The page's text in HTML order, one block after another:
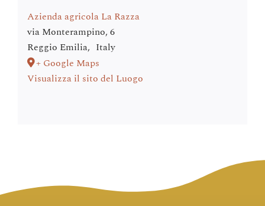
Azienda agricola La Razza
via Monterampino, 6
Reggio Emilia, Italy
+ Google Maps
Visualizza il sito del Luogo